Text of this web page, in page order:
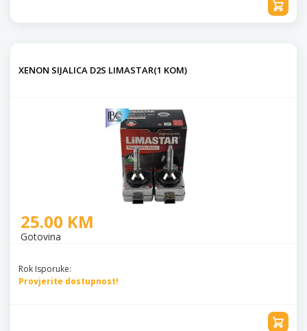
XENON SIJALICA D2S LIMASTAR(1 KOM)
25.00 KM
Gotovina
Rok Isporuke:
Provjerite dostupnost!